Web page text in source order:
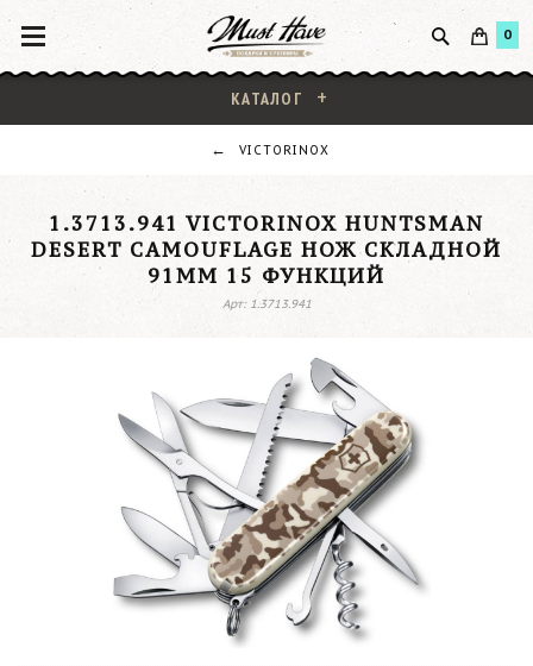
0
КАТАЛОГ
VICTORINOX
1.3713.941 VICTORINOX HUNTSMAN
DESERT CAMOUFLAGE НОЖ СКЛАДНОЙ
91ММ 15 ФУНКЦИЙ
Арт: 1.3713.941